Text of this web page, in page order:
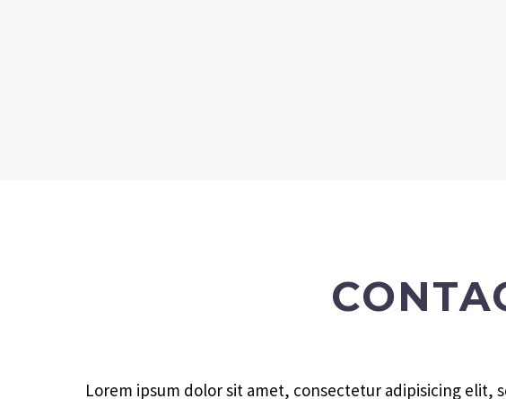
Lorem ipsum dolor sit amet, consectetur adipisicing elit,